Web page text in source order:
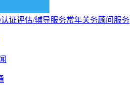
证评估/辅导服务常年关务顾问服务